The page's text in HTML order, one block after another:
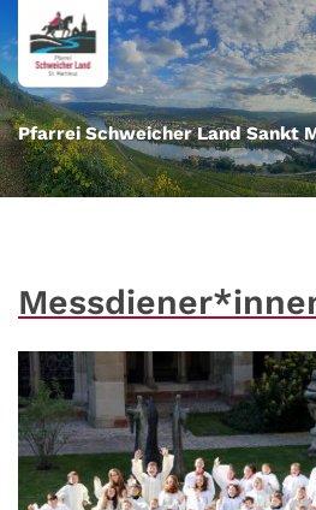
Zum Inhalt springen
Pfarrei Schweicher Land Sankt